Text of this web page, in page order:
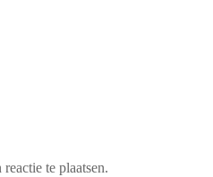
reactie te plaatsen.